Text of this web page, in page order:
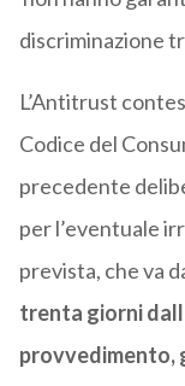
discriminazione
L’Antitrust
Codice del
precedente
per l’eventuale
prevista, che va
trenta giorni
provvedimento,